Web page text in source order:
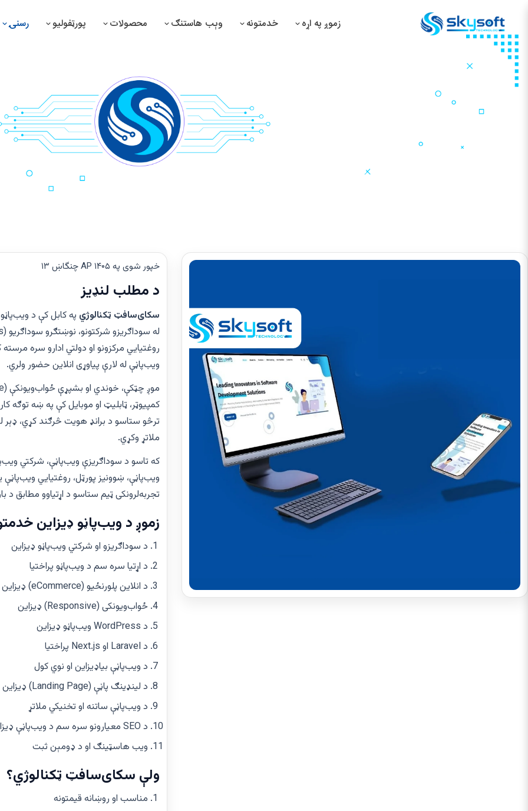
زموږ په اړه خدمتونه وېب هاستنګ محصولات
د درملتون مدیریت سیستم
د صرافي مدیریت سیستم
د پمپ سټېشن مدیریت سیستم
د تولیداتو مدیریت سیستم
د بشري سرچینو مدیریت
پورټفولیو رسنۍ
په کابل کې د ویب‌پاڼو ارزانه ډیزاین
خپور شوی په AP ۱۴۰۵ چنگاښ ۱۳
د مطلب لنډیز
سکای‌سافټ ټکنالوژي په کابل کې د
روغتیايي مرکزونو او دولتي ادارو سره
ویب‌پاڼې له لارې پیاوړی انلاین حضور ولري.
کمپیوټر، ټابلیټ او موبایل کې په ښه
ترڅو ستاسو د برانډ هویت څرګند کړي،
ملاتړ وکړي.
که تاسو د سوداګریزې ویب‌پاڼې، شرکتي
ویب‌پاڼې، ښوونیز پورټل، روغتیايي ویب‌پاڼې
تجربه‌لرونکی ټیم ستاسو د اړتیاوو مطابق د
زموږ د ویب‌پاڼو ډیزاین
د سوداګریزو او شرکتي ویب‌پاڼو ډیزاین
د اړتیا سره سم د ویب‌پاڼو پراختیا
د انلاین پلورنځیو (eCommerce) ډیزاین
ځواب‌ویونکی (Responsive) ډیزاین
د WordPress ویب‌پاڼو ډیزاین
د Laravel او Next.js پراختیا
د ویب‌پاڼې بیاډیزاین او نوي کول
د لینډینګ پاڼې (Landing Page) ډیزاین
د ویب‌پاڼې ساتنه او تخنیکي ملاتړ
د SEO معیارونو سره سم د ویب‌پاڼې ډیزاین
ویب هاسټینګ او د ډومېن ثبت
ولې سکای‌سافټ ټکنالوژي؟
مناسب او روښانه قیمتونه